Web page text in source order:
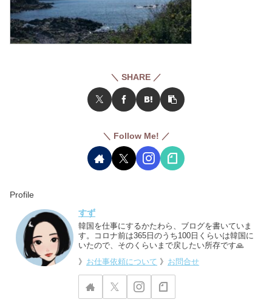
＼ SHARE ／
＼ Follow Me! ／
Profile
すず
韓国を仕事にするかたわら、ブログを書いていま
す。コロナ前は365日のうち100日くらいは韓国に
いたので、そのくらいまで戻したい所存です🙏
》 お仕事依頼について 》 お問合せ